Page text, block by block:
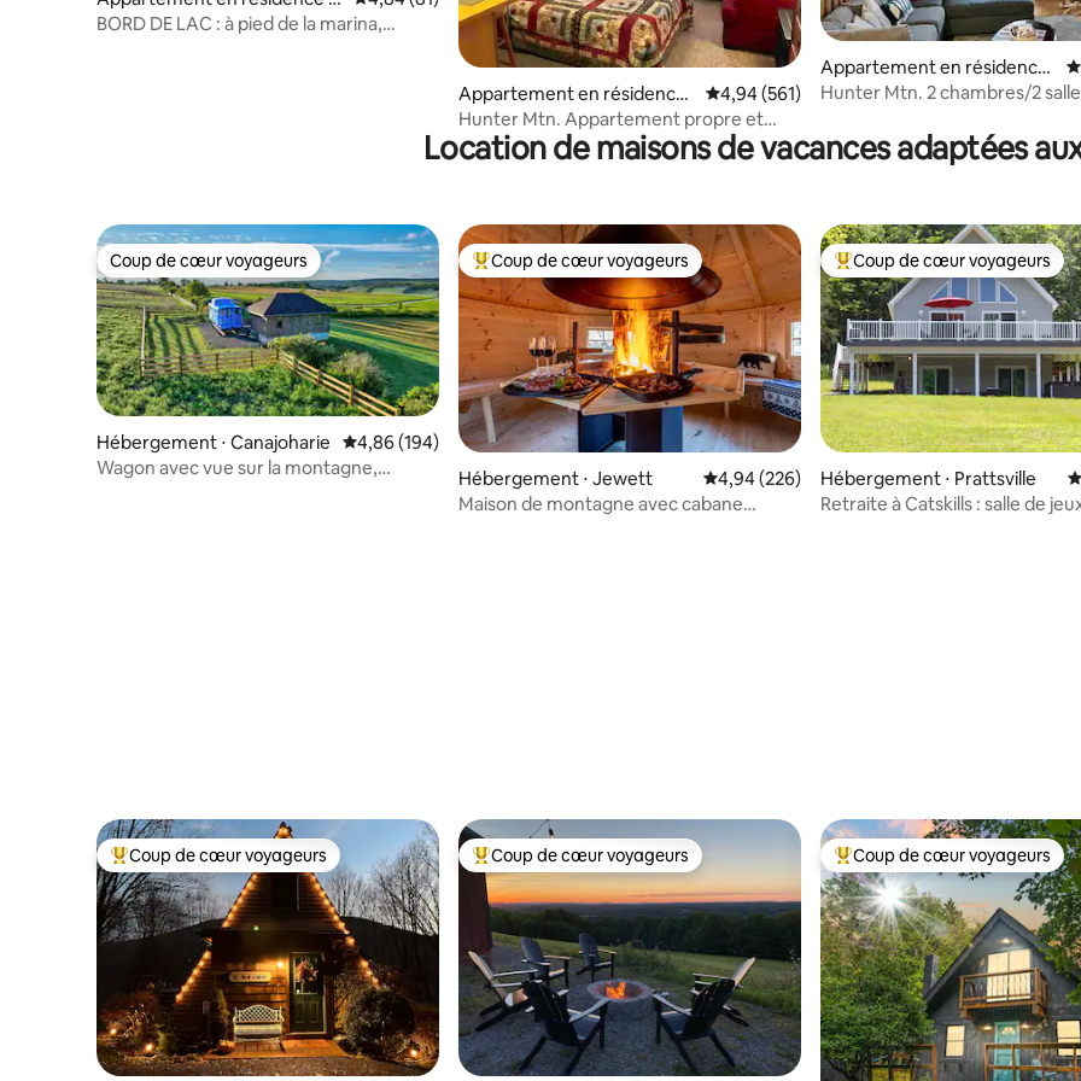
Saratoga Springs
BORD DE LAC : à pied de la marina,
Appartement en résidence ⋅
Hunter
Évaluation moyenne sur la base de 561
4,94 (561)
Hunter Mtn. Appartement propre et
confortable *Excellents commentaires*
Appartement en résidence
⋅ Lanesville
Hunter Mtn. 2 chambres/2
Location de maisons de vacances adaptées
Coup de cœur voyageurs
Coup de cœur voyageurs
Hébergement ⋅ Canajoharie Évaluation moyenne sur la base de 194 commentaires : 4,86 sur 5
4,86 (194)
Wagon avec vue sur la montagne,
Coups de cœur voyageurs les plus appréciés
Coup de cœur voyageurs
Hébergement ⋅ Jewett Évaluation moyenne sur la base de 226
4,94 (226)
Maison de montagne avec cabane
Coups de cœur voyageurs les
Coup de cœur voyageurs
Hébergement ⋅ Prattsville
Retraite à Catskills : salle de
Coups de cœur voyageurs les plus appréciés
Coup de cœur voyageurs Coups de cœur voyageurs les plus appréciés
Coup de cœur voyageurs Coups de cœur voyageurs les
Coup de cœur voyageurs